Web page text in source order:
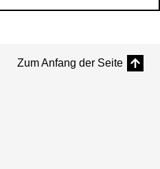
Zum Anfang der Seite